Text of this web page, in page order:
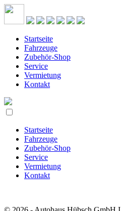
Startseite
Fahrzeuge
Zubehör-Shop
Service
Vermietung
Kontakt
Startseite
Fahrzeuge
Zubehör-Shop
Service
Vermietung
Kontakt